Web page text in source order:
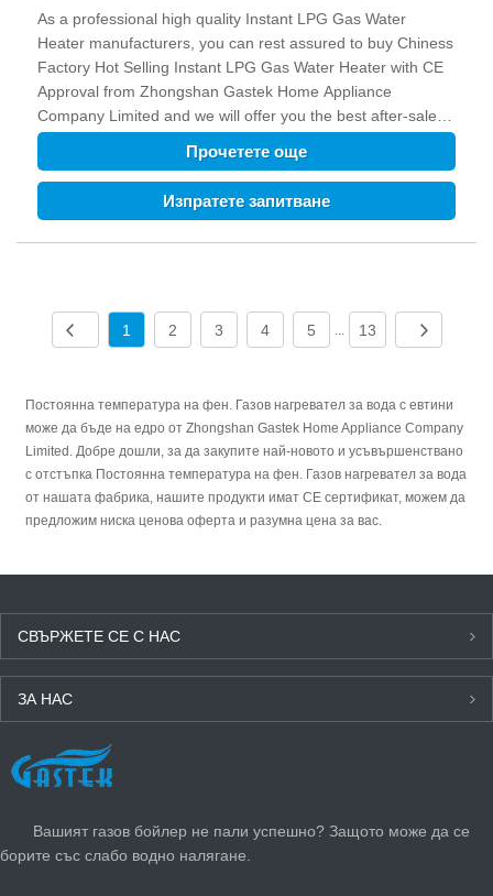
As a professional high quality Instant LPG Gas Water
Heater manufacturers, you can rest assured to buy Chiness
Factory Hot Selling Instant LPG Gas Water Heater with CE
Approval from Zhongshan Gastek Home Appliance
Company Limited and we will offer you the best after-sale
service and timely delivery.
Прочетете още
Изпратете запитване
1 2 3 4 5 13
Постоянна температура на фен. Газов нагревател за вода с евтини
може да бъде на едро от Zhongshan Gastek Home Appliance Company
Limited. Добре дошли, за да закупите най-новото и усъвършенствано
с отстъпка Постоянна температура на фен. Газов нагревател за вода
от нашата фабрика, нашите продукти имат CE сертификат, можем да
предложим ниска ценова оферта и разумна цена за вас.
СВЪРЖЕТЕ СЕ С НАС
ЗА НАС
ПОСЛЕДНИ НОВИНИ
Вашият газов бойлер не пали успешно? Защото може да се
борите със слабо водно налягане.